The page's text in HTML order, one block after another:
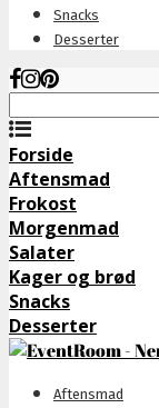
Snacks
Desserter
Forside
Aftensmad
Frokost
Morgenmad
Salater
Kager og brød
Snacks
Desserter
Aftensmad